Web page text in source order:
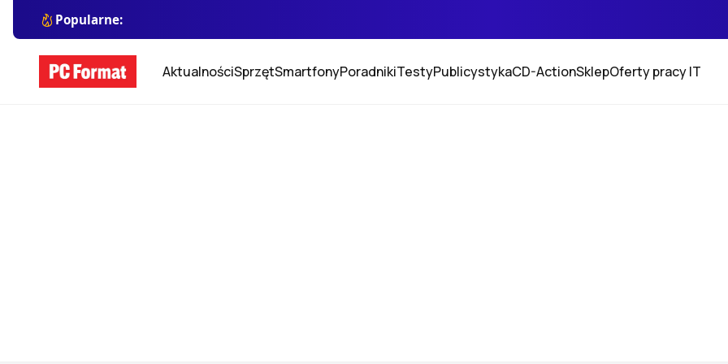
Popularne:
AktualnościSprzętSmartfonyPoradnikiTestyPublicystykaCD-ActionSklepOferty pracy IT